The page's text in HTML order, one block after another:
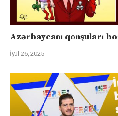
Azərbaycanı qonşuları
İyul 26, 2025